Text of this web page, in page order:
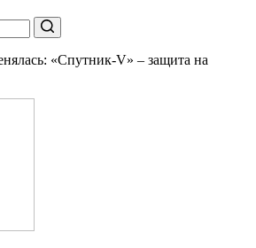
«Спутник-V» – защита на